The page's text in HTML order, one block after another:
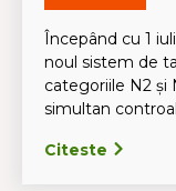
Începând cu 1
noul sistem de
categoriile N2 și
simultan
Citeste